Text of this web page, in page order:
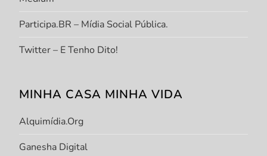
Participa.BR – Mídia Social Pública.
Twitter – E Tenho Dito!
MINHA CASA MINHA VIDA
Alquimídia.org
Ganesha Digital